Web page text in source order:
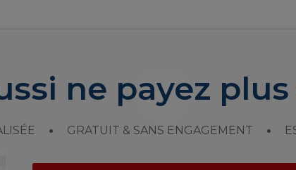
ne payez
GRATUIT & SANS ENGAGEMENT